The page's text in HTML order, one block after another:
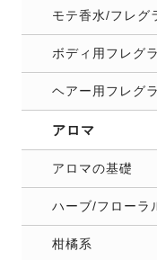
モテ香水/フレグ
ボディ用フレグ
ヘアー用フレグ
アロマ
アロマの基礎
ハーブ/フローラ
柑橘系